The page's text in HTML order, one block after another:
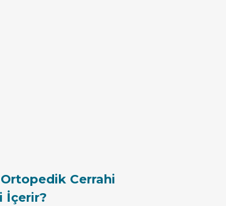
Cerrahi
İçerir?